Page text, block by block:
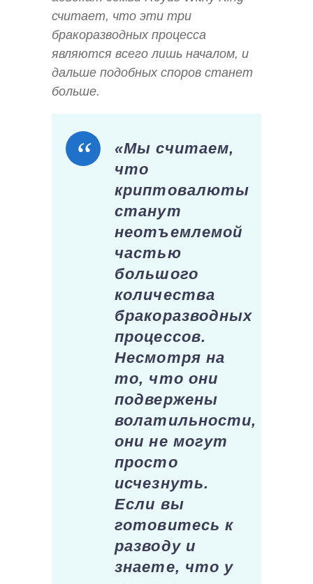
считает, что эти три
бракоразводных процесса
являются всего лишь началом, и
дальше подобных споров станет
больше.
«Мы считаем,
что
криптовалюты
станут
неотъемлемой
частью
большого
количества
бракоразводных
процессов.
Несмотря на
то, что они
подвержены
волатильности,
они не могут
просто
исчезнуть.
Если вы
готовитесь к
разводу и
знаете, что у